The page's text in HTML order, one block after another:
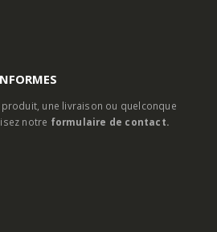
une livraison ou quelconque
notre formulaire de contact.